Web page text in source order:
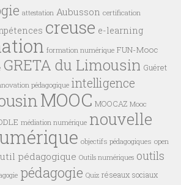
attestation Aubusson certification
creuse e-learning
formation numérique FUN-Mooc
GRETA du Limousin Guéret
pédagogique intelligence
MOOC MOOCAZ Mooc
médiation numérique nouvelle
objectifs pédagogiques open
pédagogique Outils numériques outils
pédagogie Quiz réseaux sociaux